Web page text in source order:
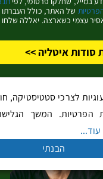
והמשפחה – שבועיים
גארדה והדולומיטים
לצרכי סטטיסטיקה,
הפרטיות. המשך
הבנתי
של האתר, כולל העברתו
עצמי כשארצה. יאללה שלחו
סודות איטליה >>